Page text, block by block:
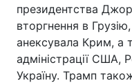
президентства
вторгнення в
анексувала Крим, а
адміністрації США,
Україну. Трамп